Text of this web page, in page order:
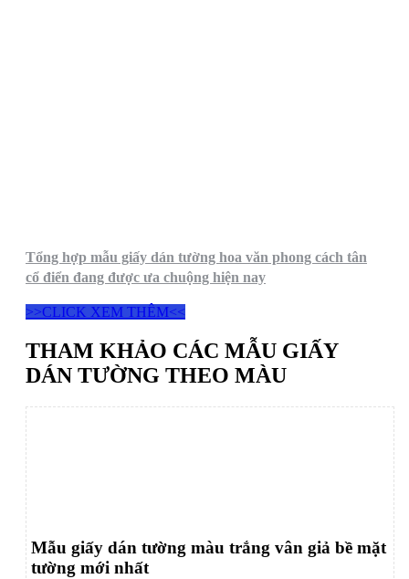
Tổng hợp mẫu giấy dán tường hoa văn phong cách tân
cổ điển đang được ưa chuộng hiện nay
>>CLICK XEM THÊM<<
THAM KHẢO CÁC MẪU GIẤY
DÁN TƯỜNG THEO MÀU
Mẫu giấy dán tường màu trắng vân giả bề mặt
tường mới nhất